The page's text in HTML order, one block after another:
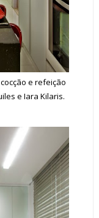
e refeição
e Iara Kilaris.